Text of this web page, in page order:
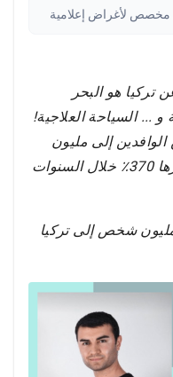
مخصص لأغراض إعلامية
تركيا هو البحر
... السياحة العلاجية!
إلى مليون
مريض في عام 2019 - بزيادة قدرها 370٪ خلال السنوات
شخص إلى تركيا